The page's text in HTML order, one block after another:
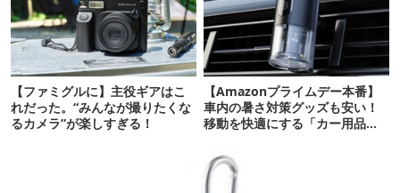
【ファミグルに】主役ギアはこ
れだった。“みんなが撮りたくな
るカメラ”が楽しすぎる！
【Amazonプライムデー本番】
車内の暑さ対策グッズも安い！
移動を快適にする「カー用品」